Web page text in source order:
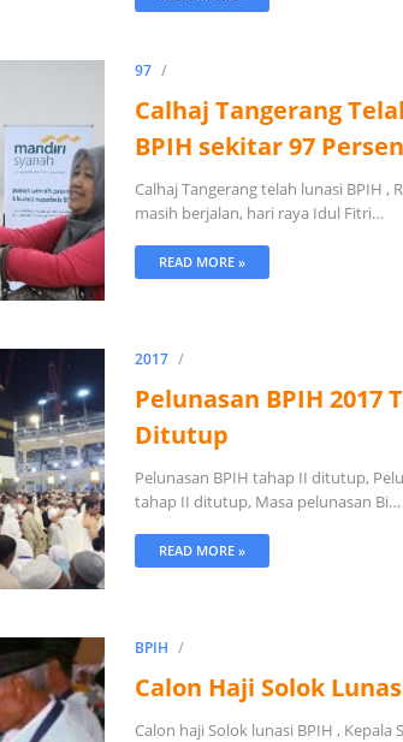
97
Calhaj Tangerang
BPIH sekitar 97 Persen
Calhaj Tangerang telah lunasi BPIH ,
masih berjalan, hari raya Idul Fitri…
READ MORE »
2017
Pelunasan BPIH 2017
Ditutup
Pelunasan BPIH tahap II ditutup,
tahap II ditutup, Masa pelunasan Bi…
READ MORE »
BPIH
Calon Haji Solok
Calon haji Solok lunasi BPIH , Kepala